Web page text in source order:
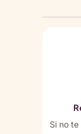
Si no